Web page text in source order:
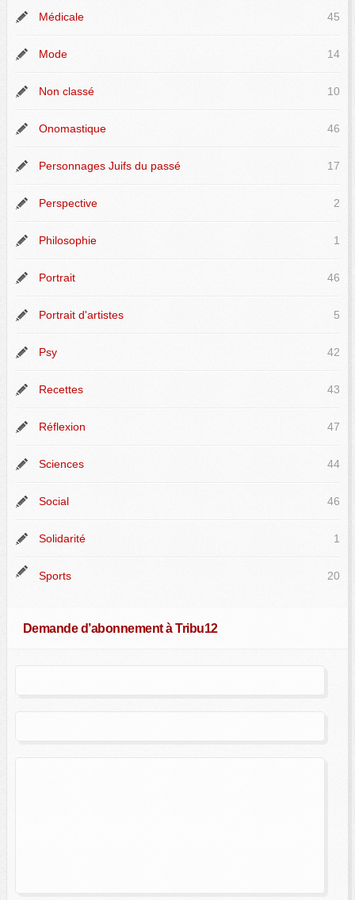
Médicale 45
Mode 14
Non classé 10
Onomastique 46
Personnages Juifs du passé 17
Perspective 2
Philosophie 1
Portrait 46
Portrait d'artistes 5
Psy 42
Recettes 43
Réflexion 47
Sciences 44
Social 46
Solidarité 1
Sports 20
Demande d’abonnement à Tribu12